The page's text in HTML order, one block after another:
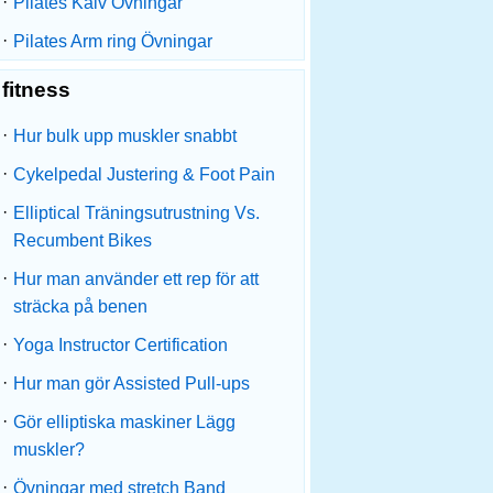
· Pilates Arm ring Övningar
fitness
· Hur bulk upp muskler snabbt
· Cykelpedal Justering & Foot Pain
· Elliptical Träningsutrustning Vs.
Recumbent Bikes
· Hur man använder ett rep för att
sträcka på benen
· Yoga Instructor Certification
· Hur man gör Assisted Pull-ups
· Gör elliptiska maskiner Lägg
muskler?
· Övningar med stretch Band